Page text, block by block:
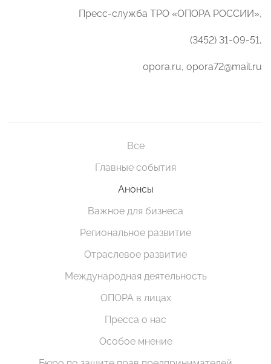
Пресс-служба ТРО «ОПОРА РОССИИ»,
(3452) 31-09-51,
opora.ru, opora72@mail.ru
Все
Главные события
Анонсы
Важное для бизнеса
Региональное развитие
Отраслевое развитие
Международная деятельность
ОПОРА в лицах
Пресса о нас
Особое мнение